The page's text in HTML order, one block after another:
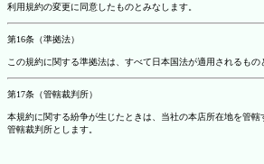
利用規約の変更に同意したものとみなします。
第16条（準拠法）
この規約に関する準拠法は、すべて日本国法が適用されるもの
第17条（管轄裁判所）
本規約に関する紛争が生じたときは、当社の本店所在地を管
管轄裁判所とします。